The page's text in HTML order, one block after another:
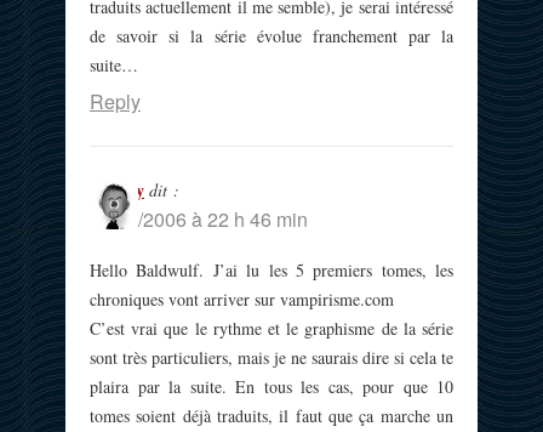
traduits actuellement il me semble), je serai intéressé
de savoir si la série évolue franchement par la
suite…
Reply
Spooky dit :
30/11/2006 à 22 h 46 min
Hello Baldwulf. J’ai lu les 5 premiers tomes, les
chroniques vont arriver sur vampirisme.com
C’est vrai que le rythme et le graphisme de la série
sont très particuliers, mais je ne saurais dire si cela te
plaira par la suite. En tous les cas, pour que 10
tomes soient déjà traduits, il faut que ça marche un